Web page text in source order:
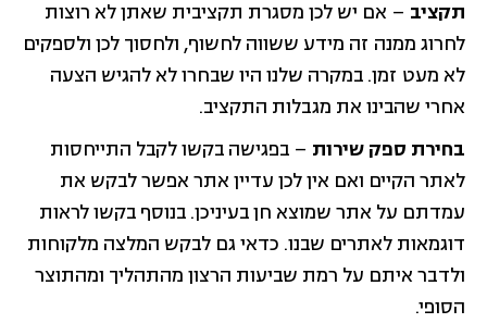
תקציב – אם יש לכן מסגרת תקציבית שאתן לא רוצות
לחרוג ממנה זה מידע ששווה לחשוף, ולחסוך לכן ולספקים
לא מעט זמן. במקרה שלנו היו שבחרו לא להגיש הצעה
אחרי שהבינו את מגבלות התקציב.
בחירת ספק שירות – בפגישה בקשו לקבל התייחסות
לאתר הקיים ואם אין לכן עדיין אתר אפשר לבקש את
עמדתם על אתר שמוצא חן בעיניכן. בנוסף בקשו לראות
דוגמאות לאתרים שבנו. כדאי גם לבקש המלצה מלקוחות
ולדבר איתם על רמת שביעות הרצון מהתהליך ומהתוצר
הסופי.